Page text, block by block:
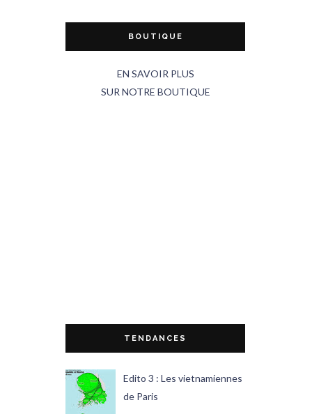
BOUTIQUE
EN SAVOIR PLUS
SUR NOTRE BOUTIQUE
TENDANCES
Edito 3 : Les vietnamiennes
de Paris